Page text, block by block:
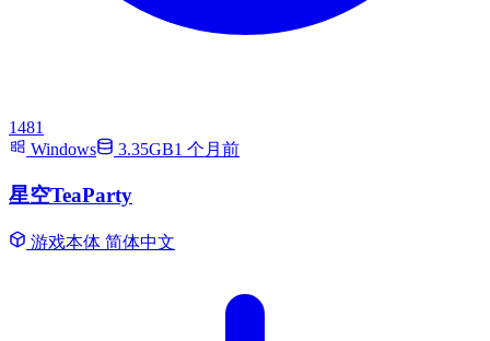
1481
Windows
3.35GB1 个月前
星空TeaParty
游戏本体 简体中文